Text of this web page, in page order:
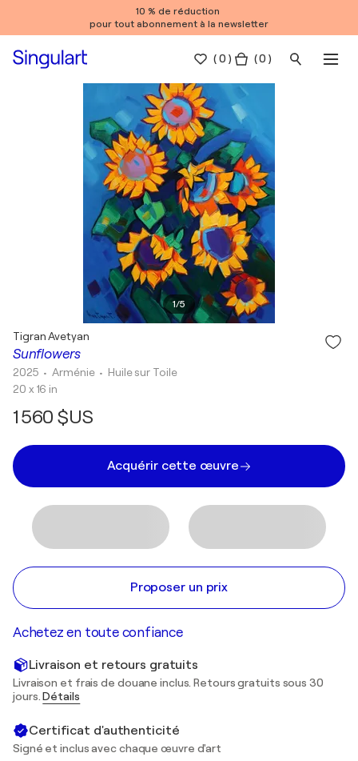
10 % de réduction
pour tout abonnement à la newsletter
(0 ) ( 0 )
1/5
Sunflowers
Tigran Avetyan
2025 • Arménie • Huile sur Toile
20 x 16 in
1 560 $US
Acquérir cette œuvre
Proposer un prix
Achetez en toute confiance
Livraison et retours gratuits
Livraison et frais de douane inclus. Retours gratuits sous 30
jours.Détails
Certificat d'authenticité
Signé et inclus avec chaque œuvre d'art